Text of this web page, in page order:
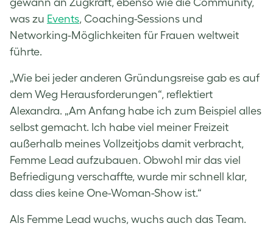
was zu Events, Coaching-Sessions und
Networking-Möglichkeiten für Frauen weltweit
führte.
„Wie bei jeder anderen Gründungsreise gab es auf
dem Weg Herausforderungen“, reflektiert
Alexandra. „Am Anfang habe ich zum Beispiel alles
selbst gemacht. Ich habe viel meiner Freizeit
außerhalb meines Vollzeitjobs damit verbracht,
Femme Lead aufzubauen. Obwohl mir das viel
Befriedigung verschaffte, wurde mir schnell klar,
dass dies keine One-Woman-Show ist.“
Als Femme Lead wuchs, wuchs auch das Team.